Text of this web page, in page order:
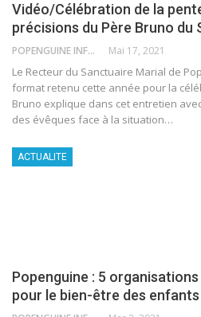
Vidéo/Célébration de la
précisions du Père Bruno du
POPENGUINE INFO Mai 17, 2021
Le Recteur du Sanctuaire Marial de
format retenu cette année pour la
Bruno explique dans cet entretien
des évêques face à la situation…
ACTUALITE
Popenguine : 5
pour le bien-être des